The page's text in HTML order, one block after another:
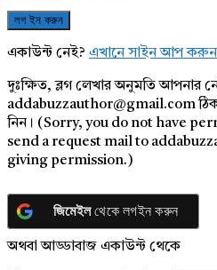
একাউন্ট নেই? এখানে সাইন আপ করুন
দুঃক্ষিত, ব্লগ লেখার অনুমতি আপনার
addabuzzauthor@gmail.com
নিন। (Sorry, you do not have
send a request mail to
giving permission.)
জিমেইলথেকে লগইন করুন
অথবা আড্ডাবাজ একাউন্ট থেকে